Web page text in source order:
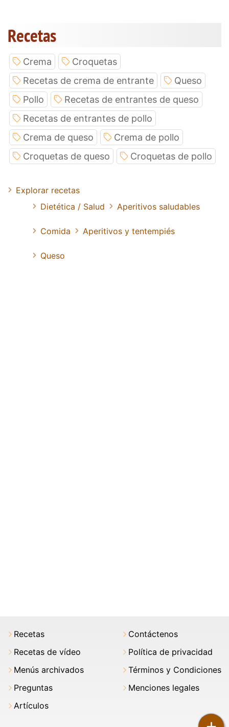
Recetas
Crema
Croquetas
Recetas de crema de entrante
Queso
Pollo
Recetas de entrantes de queso
Recetas de entrantes de pollo
Crema de queso
Crema de pollo
Croquetas de queso
Croquetas de pollo
Explorar recetas
Dietética / Salud
Aperitivos saludables
Comida Aperitivos y tentempiés
Queso
Recetas
Recetas de vídeo
Menús archivados
Preguntas
Artículos
Contáctenos
Política de privacidad
Términos y Condiciones
Menciones legales